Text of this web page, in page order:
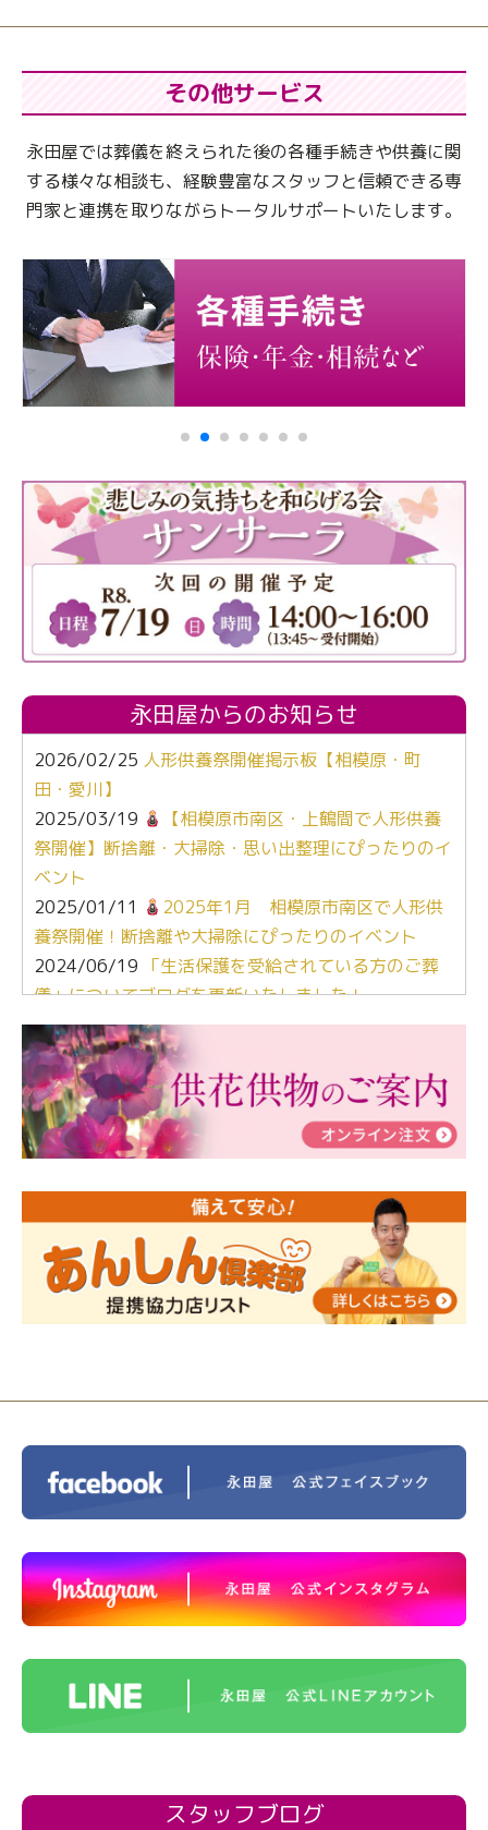
その他サービス
永田屋では葬儀を終えられた後の各種手続きや供養に関
する様々な相談も、 経験豊富なスタッフと信頼できる専
門家と連携を取りながらトータルサポートいたします。
永田屋からのお知らせ
2026/02/25 人形供養祭開催掲示板【相模原・町
田・愛川】
2025/03/19
【相模原市南区・上鶴間で人形供養
祭開催】断捨離・大掃除・思い出整理にぴったりのイ
ベント
2025/01/11
2025年1月 相模原市南区で人形供
養祭開催！断捨離や大掃除にぴったりのイベント
2024/06/19 「生活保護を受給されている方のご葬
儀」についてブログを更新いたしました！
2024/03/06【終活なるほど教室】「マンガで学
ぶ！はじめてのお葬式」小さな家族葬ハウス®町田成
瀬 ご参加ありがとうございました！
2024/01/19令和6年能登半島地震災害の寄付のご報
告
人形供養 寄付のご報告
2023/12/16終活なるほど教室＠小さな家族葬ハウ
ス®上鶴間 エンディングノートを書いてみよう！
2023/11/29 永田屋創業110周年記念式典 レンブラ
ントホテル東京町田
スタッフブログ